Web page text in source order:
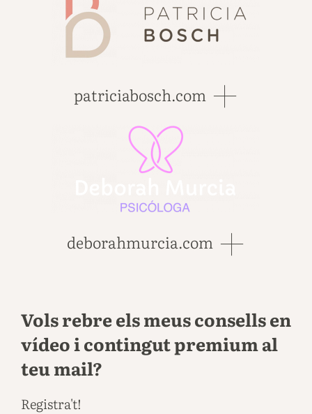
patriciabosch.com
deborahmurcia.com
Vols rebre els meus consells en
vídeo i contingut premium al
teu mail?
Registra't!